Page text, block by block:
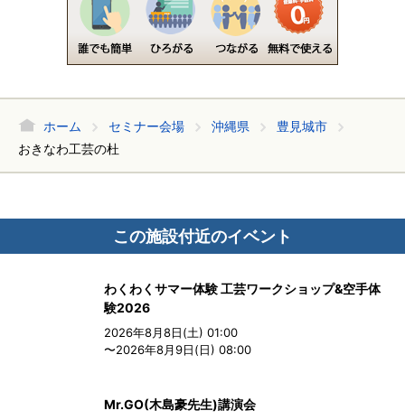
ホーム セミナー会場 沖縄県
豊見城市
おきなわ工芸の杜
この施設付近のイベント
わくわくサマー体験 工芸ワークショップ&空手体
験2026
2026年8月8日(土) 01:00
〜2026年8月9日(日) 08:00
Mr.GO(木島豪先生)講演会